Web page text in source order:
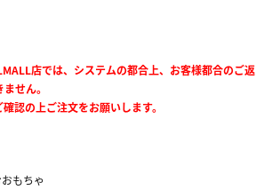
店では、システムの都合上、お客様都合のご返
せん。
認の上ご注文をお願いします。
もちゃ